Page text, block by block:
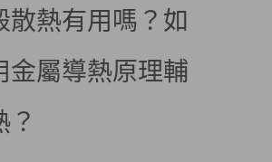
散熱有用嗎？如
金屬導熱原理輔
？